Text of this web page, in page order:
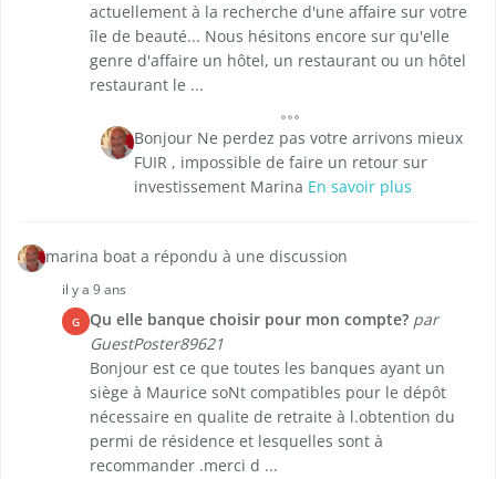
actuellement à la recherche d'une affaire sur votre
île de beauté... Nous hésitons encore sur qu'elle
genre d'affaire un hôtel, un restaurant ou un hôtel
restaurant le ...
Bonjour Ne perdez pas votre arrivons mieux
FUIR , impossible de faire un retour sur
investissement Marina En savoir plus
marina boat a répondu à une discussion
il y a 9 ans
G Qu elle banque choisir pour mon compte? par
GuestPoster89621
Bonjour est ce que toutes les banques ayant un
siège à Maurice soNt compatibles pour le dépôt
nécessaire en qualite de retraite à l.obtention du
permi de résidence et lesquelles sont à
recommander .merci d ...